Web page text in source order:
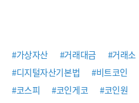
#가상자산 #거래대금 #거래소
#디지털자산기본법
#비트코인
#코스피
#코인게코 #코인원